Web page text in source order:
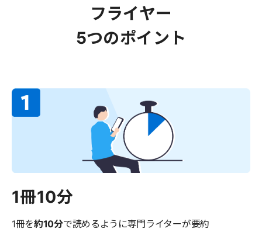
フライヤー
5つのポイント
1冊10分
1冊を約10分で読めるように専門ライターが要約